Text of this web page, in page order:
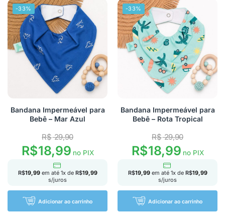
-33%
Bandana Impermeável para
Bebê – Mar Azul
R$29,90
R$18,99no PIX
R$19,99 em até 1x de R$19,99
s/juros
Adicionar ao carrinho
-33%
Bandana Impermeável para
Bebê – Rota Tropical
R$29,90
R$18,99no PIX
R$19,99 em até 1x de R$19,99
s/juros
Adicionar ao carrinho